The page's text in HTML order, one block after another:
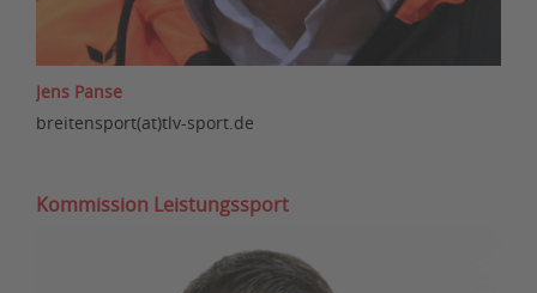
Jens Panse
breitensport(at)tlv-sport.de
Kommission Leistungssport